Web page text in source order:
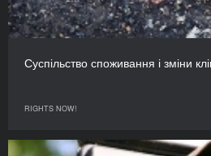
Суспільство споживання і зміни
RIGHTS NOW!